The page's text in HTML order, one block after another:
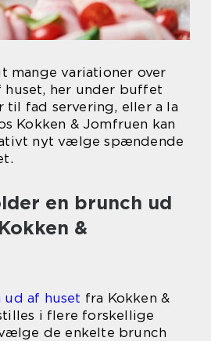
mange variationer over
huset, her under buffet
til fad servering, eller a la
Kokken & Jomfruen kan
nyt vælge spændende
en brunch ud
&
ud af huset fra Kokken &
i flere forskellige
de enkelte brunch